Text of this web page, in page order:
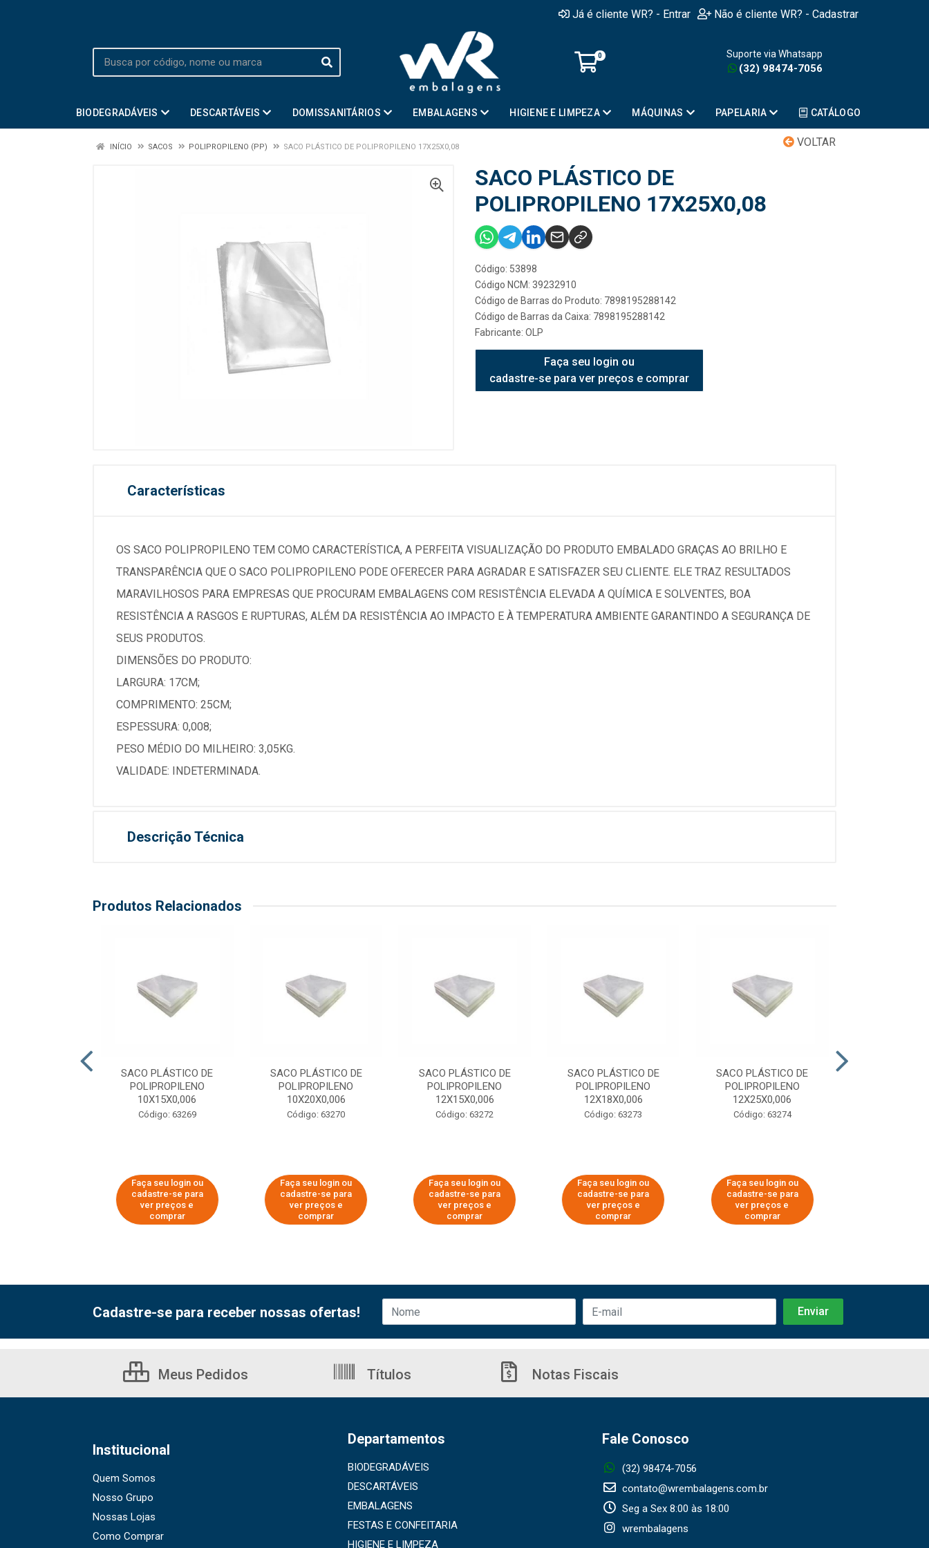
Já é cliente WR? - Entrar Não é cliente WR? - Cadastrar
0 Suporte via Whatsapp
(32) 98474-7056
BIODEGRADÁVEIS DESCARTÁVEIS DOMISSANITÁRIOS EMBALAGENS HIGIENE E LIMPEZA MÁQUINAS PAPELARIA CATÁLOGO
VOLTAR
INÍCIO SACOS POLIPROPILENO (PP) SACO PLÁSTICO DE POLIPROPILENO 17X25X0,08
SACO PLÁSTICO DE
POLIPROPILENO 17X25X0,08
Código: 53898
Código NCM: 39232910
Código de Barras do Produto: 7898195288142
Código de Barras da Caixa: 7898195288142
Fabricante: OLP
Faça seu login ou
cadastre-se para ver preços e comprar
Características
OS SACO POLIPROPILENO TEM COMO CARACTERÍSTICA, A PERFEITA VISUALIZAÇÃO DO PRODUTO EMBALADO GRAÇAS AO BRILHO E
TRANSPARÊNCIA QUE O SACO POLIPROPILENO PODE OFERECER PARA AGRADAR E SATISFAZER SEU CLIENTE. ELE TRAZ RESULTADOS
MARAVILHOSOS PARA EMPRESAS QUE PROCURAM EMBALAGENS COM RESISTÊNCIA ELEVADA A QUÍMICA E SOLVENTES, BOA
RESISTÊNCIA A RASGOS E RUPTURAS, ALÉM DA RESISTÊNCIA AO IMPACTO E À TEMPERATURA AMBIENTE GARANTINDO A SEGURANÇA DE
SEUS PRODUTOS.
DIMENSÕES DO PRODUTO:
LARGURA: 17CM;
COMPRIMENTO: 25CM;
ESPESSURA: 0,008;
PESO MÉDIO DO MILHEIRO: 3,05KG.
VALIDADE: INDETERMINADA.
Descrição Técnica
Produtos Relacionados
SACO PLÁSTICO DE
POLIPROPILENO
10X15X0,006
Código: 63269
Faça seu login ou
cadastre-se para
ver preços e
comprar
SACO PLÁSTICO DE
POLIPROPILENO
10X20X0,006
Código: 63270
Faça seu login ou
cadastre-se para
ver preços e
comprar
SACO PLÁSTICO DE
POLIPROPILENO
12X15X0,006
Código: 63272
Faça seu login ou
cadastre-se para
ver preços e
comprar
SACO PLÁSTICO DE
POLIPROPILENO
12X18X0,006
Código: 63273
Faça seu login ou
cadastre-se para
ver preços e
comprar
SACO PLÁSTICO DE
POLIPROPILENO
12X25X0,006
Código: 63274
Faça seu login ou
cadastre-se para
ver preços e
comprar
Cadastre-se para receber nossas ofertas!
Meus Pedidos Títulos Notas Fiscais
Institucional
Quem Somos
Nosso Grupo
Nossas Lojas
Como Comprar
Departamentos
BIODEGRADÁVEIS
DESCARTÁVEIS
EMBALAGENS
FESTAS E CONFEITARIA
HIGIENE E LIMPEZA
Fale Conosco
(32) 98474-7056
contato@wrembalagens.com.br
Seg a Sex 8:00 às 18:00
wrembalagens